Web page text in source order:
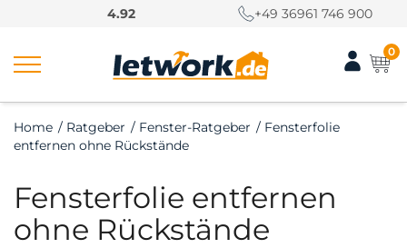
4.92 +49 36961 746 900
0
Home / Ratgeber / Fenster-Ratgeber / Fensterfolie
entfernen ohne Rückstände
Fensterfolie entfernen
ohne Rückstände